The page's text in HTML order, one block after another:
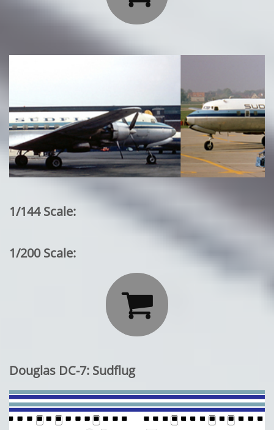
1/144 Scale:
1/200 Scale:

Douglas DC-7: Sudflug